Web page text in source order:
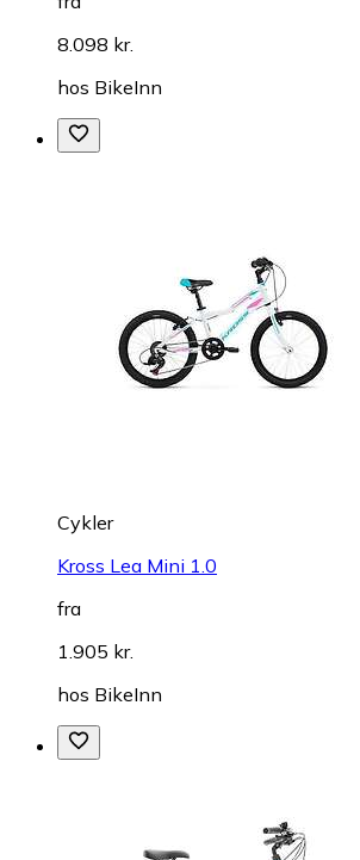
8.098 kr.
hos BikeInn
Cykler
Kross Lea Mini 1.0
fra
1.905 kr.
hos BikeInn